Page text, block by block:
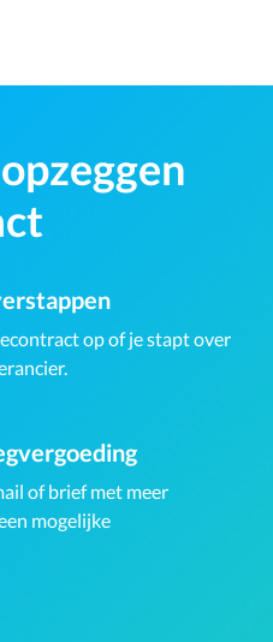
op of je stapt over
of brief met meer
mogelijke